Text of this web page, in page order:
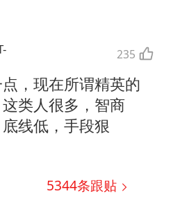
235
，现在所谓精英的
类人很多，智商
线低，手段狠
5344条跟贴